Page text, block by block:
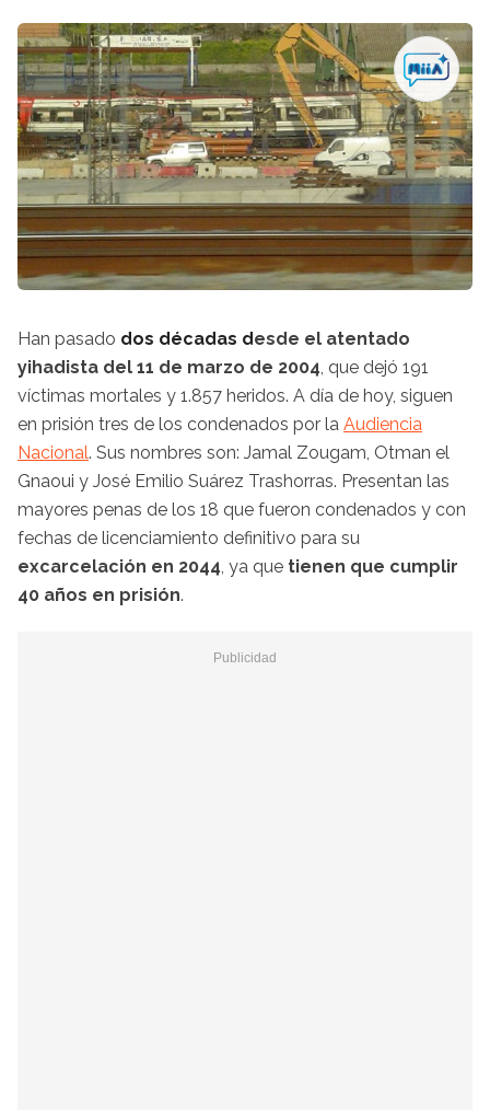
Han pasado dos décadas desde el atentado
yihadista del 11 de marzo de 2004, que dejó 191
víctimas mortales y 1.857 heridos. A día de hoy, siguen
en prisión tres de los condenados por la Audiencia
Nacional. Sus nombres son: Jamal Zougam, Otman el
Gnaoui y José Emilio Suárez Trashorras. Presentan las
mayores penas de los 18 que fueron condenados y con
fechas de licenciamiento definitivo para su
excarcelación en 2044, ya que tienen que cumplir
40 años en prisión.